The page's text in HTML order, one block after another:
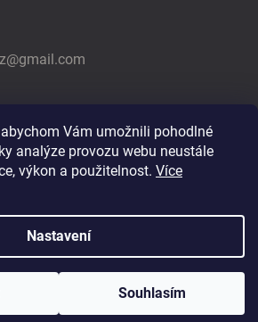
Vám umožnili pohodlné
analýze provozu webu neustále
výkon a použitelnost. Více
Nastavení
Souhlasím
@gmail.com